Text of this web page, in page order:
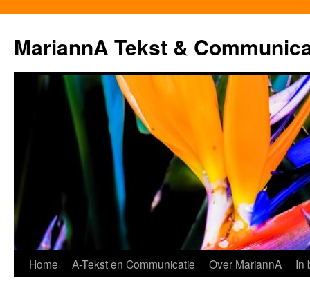
MariannA Tekst &
GaHome A-Tekst en Communicatie Over MariannA In